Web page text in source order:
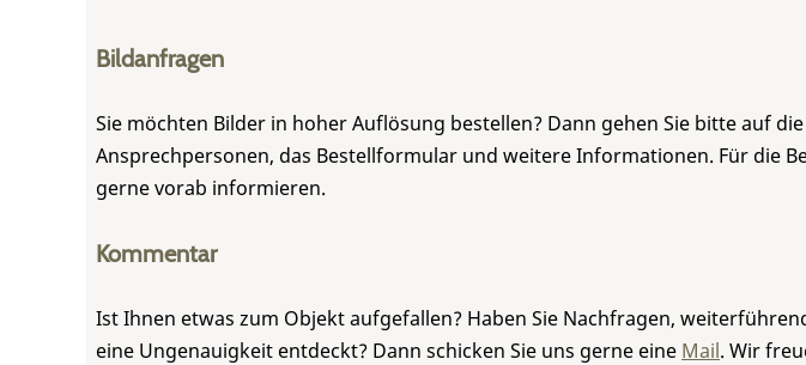
Bildanfragen
Sie möchten Bilder in hoher Auflösung bestellen? Dann gehen Sie bitte auf
Ansprechpersonen, das Bestellformular und weitere Informationen. Für die
gerne vorab informieren.
Kommentar
Ist Ihnen etwas zum Objekt aufgefallen? Haben Sie Nachfragen,
eine Ungenauigkeit entdeckt? Dann schicken Sie uns gerne eine Mail. Wir